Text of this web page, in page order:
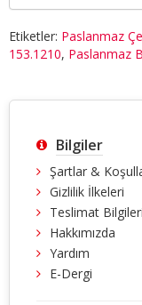
Etiketler: Paslanmaz
153.1210, Paslanmaz
Bilgiler
Şartlar &
Gizlilik İlkeleri
Teslimat Bilgileri
Hakkımızda
Yardım
E-Dergi